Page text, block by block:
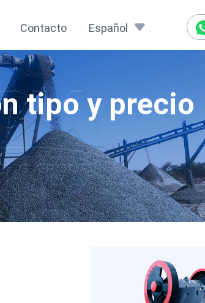
Contacto Español
tipo y precio